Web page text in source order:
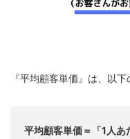
『平均顧客単価』は、以
平均顧客単価＝「1人